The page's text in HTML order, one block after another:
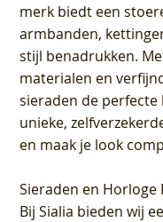
merk biedt een
armbanden,
stijl benadrukken.
materialen en
sieraden de perfecte
unieke,
en maak je look
Sieraden en
Bij Sialia bieden wij